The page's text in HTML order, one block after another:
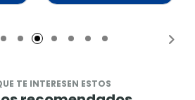
TE INTERESEN ESTOS